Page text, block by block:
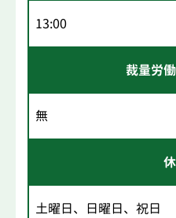
13:00
裁量労
無
土曜日、日曜日、祝日